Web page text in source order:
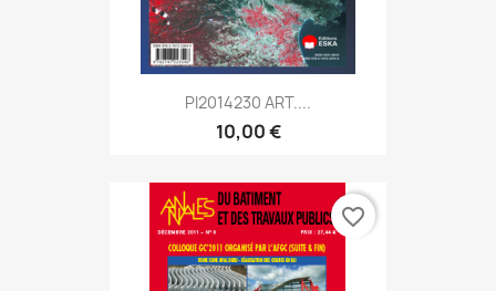
PI2014230 ART....
10,00 €
favorite_border